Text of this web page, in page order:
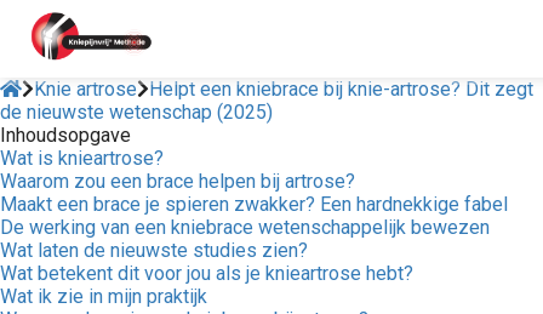
Knie artrose
Helpt een kniebrace bij knie-artrose? Dit zegt
de nieuwste wetenschap (2025)
Inhoudsopgave
Wat is knieartrose?
Waarom zou een brace helpen bij artrose?
Maakt een brace je spieren zwakker? Een hardnekkige fabel
De werking van een kniebrace wetenschappelijk bewezen
Wat laten de nieuwste studies zien?
Wat betekent dit voor jou als je knieartrose hebt?
Wat ik zie in mijn praktijk
policy